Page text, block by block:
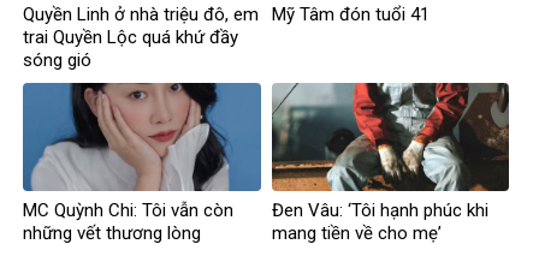
Quyền Linh ở nhà triệu đô, em
trai Quyền Lộc quá khứ đầy
sóng gió
Mỹ Tâm đón tuổi 41
MC Quỳnh Chi: Tôi vẫn còn
những vết thương lòng
Đen Vâu: ‘Tôi hạnh phúc khi
mang tiền về cho mẹ’